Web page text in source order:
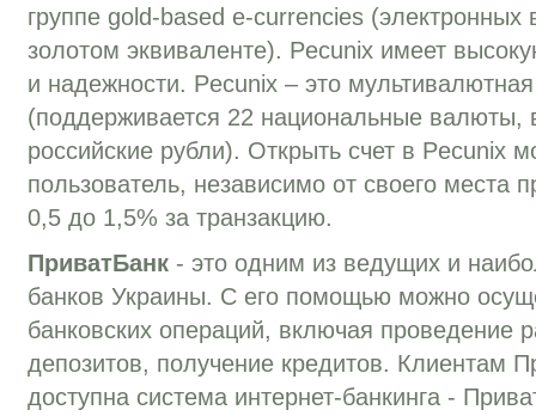
группе gold-based e-currencies
золотом эквиваленте). Pecunix имеет
и надежности. Pecunix – это
(поддерживается 22 национальные валюты,
российские рубли). Открыть счет в Pecunix
пользователь, независимо от своего места
0,5 до 1,5% за транзакцию.
ПриватБанк - это одним из ведущих и
банков Украины. С его помощью можно
банковских операций, включая проведение
депозитов, получение кредитов. Клиентам
доступна система интернет-банкинга -